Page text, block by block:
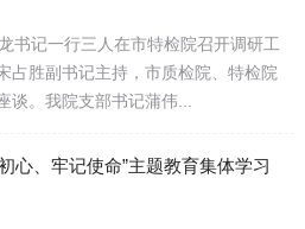
书记一行三人在市特检院召开调研工
占胜副书记主持，市质检院、特检院
。我院支部书记蒲伟...
心、牢记使命”主题教育集体学习